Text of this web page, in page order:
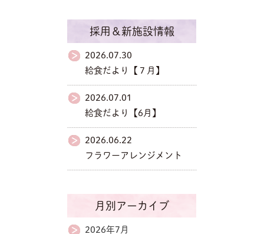
採用＆新施設情報
2026.07.30
給食だより【７月】
2026.07.01
給食だより【6月】
2026.06.22
フラワーアレンジメント
月別アーカイブ
2026年7月